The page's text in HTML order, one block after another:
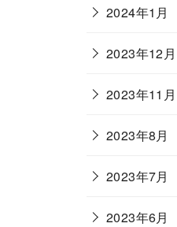
2024年1月
2023年12月
2023年11月
2023年8月
2023年7月
2023年6月